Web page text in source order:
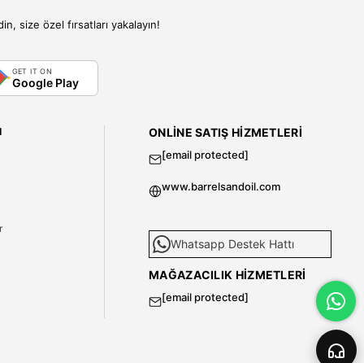
size özel fırsatları yakalayın!
GET IT ON
Google Play
ONLINE SATIŞ HIZMETLERI
[email protected]
www.barrelsandoil.com
Whatsapp Destek Hattı
MAĞAZACILIK HIZMETLERI
[email protected]